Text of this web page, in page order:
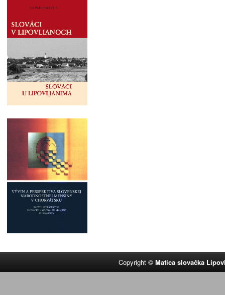
Copyright ©Matica slovačka